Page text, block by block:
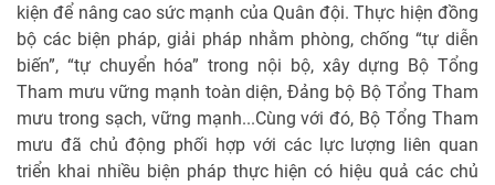
kiện để nâng cao sức mạnh của Quân đội. Thực hiện đồng
bộ các biện pháp, giải pháp nhằm phòng, chống “tự diễn
biến”, “tự chuyển hóa” trong nội bộ, xây dựng Bộ Tổng
Tham mưu vững mạnh toàn diện, Đảng bộ Bộ Tổng Tham
mưu trong sạch, vững mạnh...Cùng với đó, Bộ Tổng Tham
mưu đã chủ động phối hợp với các lực lượng liên quan
triển khai nhiều biện pháp thực hiện có hiệu quả các chủ